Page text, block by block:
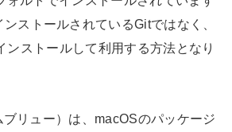
ストールされているGitではなく、
ンストールして利用する方法となり
リュー）は、macOSのパッケージ